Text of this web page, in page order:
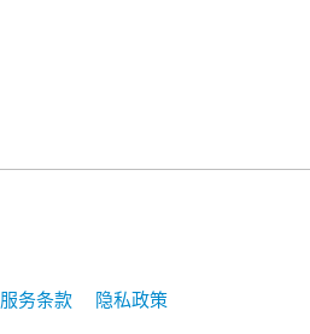
服务条款 隐私政策